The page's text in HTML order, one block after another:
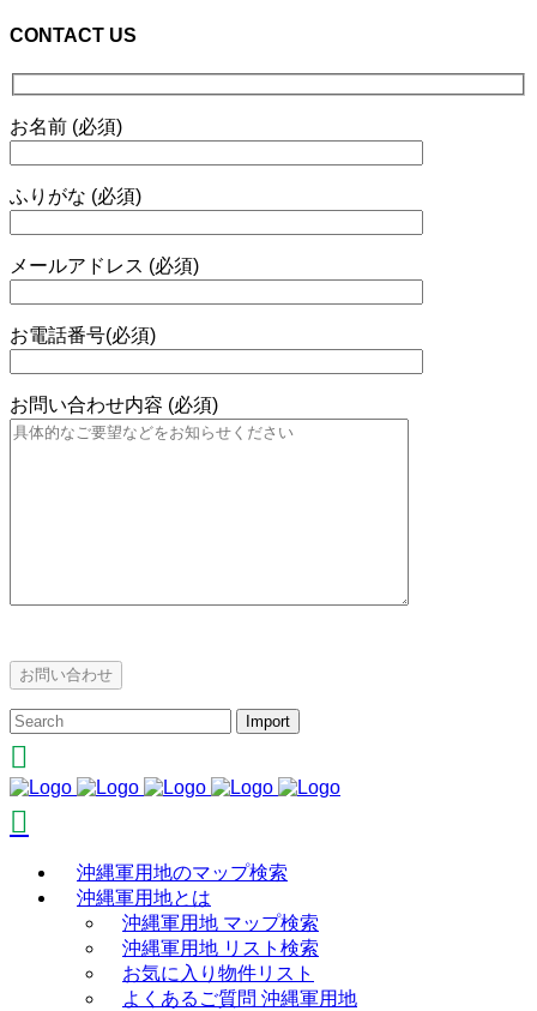
CONTACT US
お名前 (必須)
ふりがな (必須)
メールアドレス (必須)
お電話番号(必須)
お問い合わせ内容 (必須)
沖縄軍用地のマップ検索
沖縄軍用地とは
沖縄軍用地 マップ検索
沖縄軍用地 リスト検索
お気に入り物件リスト
よくあるご質問 沖縄軍用地